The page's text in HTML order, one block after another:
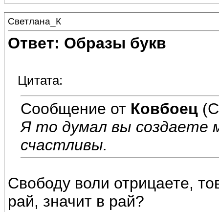
Светлана_К
Ответ: Образы букв
Цитата:
Сообщение от Ковбоец
Я то думал вы создаете
счастливы.
Свободу воли отрицаете,
рай, значит в рай?